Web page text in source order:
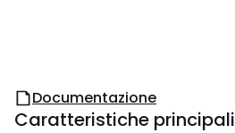
Documentazione
Caratteristiche principali